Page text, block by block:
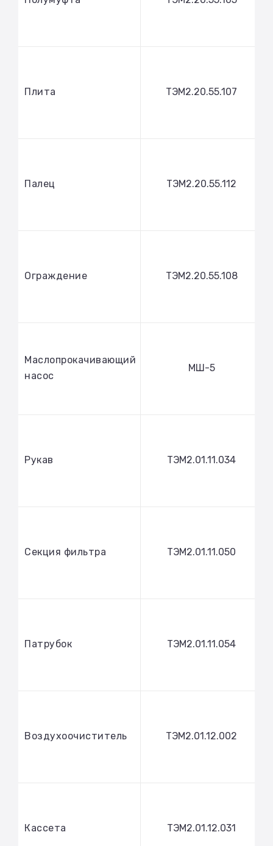
Плита ТЭМ2.20.55.107
Палец ТЭМ2.20.55.112
Ограждение ТЭМ2.20.55.108
Маслопрокачивающий
насос
МШ-5
Рукав ТЭМ2.01.11.034
Секция фильтра ТЭМ2.01.11.050
Патрубок ТЭМ2.01.11.054
Воздухоочиститель ТЭМ2.01.12.002
Кассета ТЭМ2.01.12.031